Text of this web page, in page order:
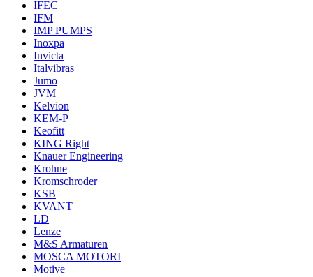
IFEC
IFM
IMP PUMPS
Inoxpa
Invicta
Italvibras
Jumo
JVM
Kelvion
KEM-P
Keofitt
KING Right
Knauer Engineering
Krohne
Kromschroder
KSB
KVANT
LD
Lenze
M&S Armaturen
MOSCA MOTORI
Motive